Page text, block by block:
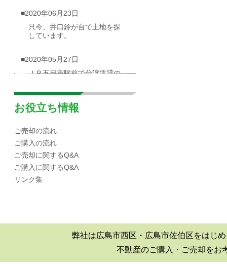
■2020年06月23日
只今、井口鈴が台で土地を探
しています。
■2020年05月27日
ＪＲ五日市駅前で分譲賃貸の
■2020年05月03日
ョンの概要
■2020年04月30日
☆海が見渡せる一戸建て（売
却物件）を募集しています！
お役立ち情報
ご売却の流れ
ご購入の流れ
ご売却に関するQ&A
ご購入に関するQ&A
リンク集
弊社は広島市西区・広島市佐伯区をはじ
不動産のご購入・ご売却をお